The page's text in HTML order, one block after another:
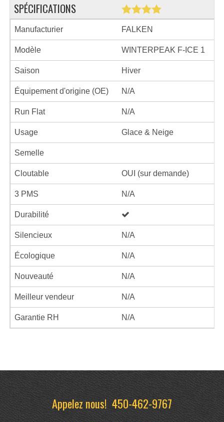
SPÉCIFICATIONS
Manufacturier FALKEN
Modèle WINTERPEAK F-ICE 1
Saison Hiver
Équipement d'origine (OE) N/A
Run Flat N/A
Usage Glace & Neige
Semelle
Cloutable OUI (sur demande)
3 PMS N/A
Durabilité
Silencieux N/A
Écologique N/A
Nouveauté N/A
Meilleur vendeur N/A
Garantie RH N/A
Appelez nous!450-462-9767